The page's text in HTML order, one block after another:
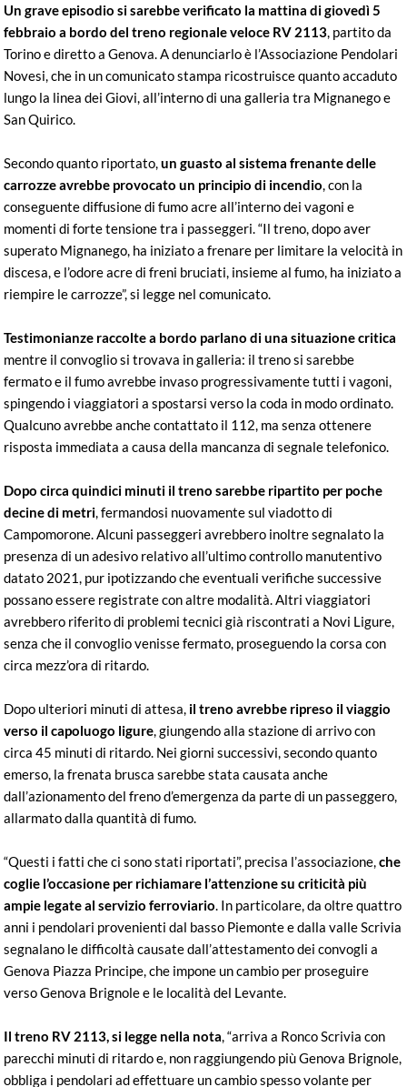
Un grave episodio si sarebbe verificato la mattina di giovedì 5
febbraio a bordo del treno regionale veloce RV 2113, partito da
Torino e diretto a Genova. A denunciarlo è l’Associazione Pendolari
Novesi, che in un comunicato stampa ricostruisce quanto accaduto
lungo la linea dei Giovi, all’interno di una galleria tra Mignanego e
San Quirico.
Secondo quanto riportato,un guasto al sistema frenante delle
carrozze avrebbe provocato un principio di incendio, con la
conseguente diffusione di fumo acre all’interno dei vagoni e
momenti di forte tensione tra i passeggeri. “Il treno, dopo aver
superato Mignanego, ha iniziato a frenare per limitare la velocità in
discesa, e l’odore acre di freni bruciati, insieme al fumo, ha iniziato a
riempire le carrozze”, si legge nel comunicato.
Testimonianze raccolte a bordo parlano di una situazione critica
mentre il convoglio si trovava in galleria: il treno si sarebbe
fermato e il fumo avrebbe invaso progressivamente tutti i vagoni,
spingendo i viaggiatori a spostarsi verso la coda in modo ordinato.
Qualcuno avrebbe anche contattato il 112, ma senza ottenere
risposta immediata a causa della mancanza di segnale telefonico.
Dopo circa quindici minuti il treno sarebbe ripartito per poche
decine di metri, fermandosi nuovamente sul viadotto di
Campomorone. Alcuni passeggeri avrebbero inoltre segnalato la
presenza di un adesivo relativo all’ultimo controllo manutentivo
datato 2021, pur ipotizzando che eventuali verifiche successive
possano essere registrate con altre modalità. Altri viaggiatori
avrebbero riferito di problemi tecnici già riscontrati a Novi Ligure,
senza che il convoglio venisse fermato, proseguendo la corsa con
circa mezz’ora di ritardo.
Dopo ulteriori minuti di attesa, il treno avrebbe ripreso il viaggio
verso il capoluogo ligure, giungendo alla stazione di arrivo con
circa 45 minuti di ritardo. Nei giorni successivi, secondo quanto
emerso, la frenata brusca sarebbe stata causata anche
dall’azionamento del freno d’emergenza da parte di un passeggero,
allarmato dalla quantità di fumo.
“Questi i fatti che ci sono stati riportati”, precisa l’associazione,che
coglie l’occasione per richiamare l’attenzione su criticità più
ampie legate al servizio ferroviario. In particolare, da oltre quattro
anni i pendolari provenienti dal basso Piemonte e dalla valle Scrivia
segnalano le difficoltà causate dall’attestamento dei convogli a
Genova Piazza Principe, che impone un cambio per proseguire
verso Genova Brignole e le località del Levante.
Il treno RV 2113, si legge nella nota, “arriva a Ronco Scrivia con
parecchi minuti di ritardo e, non raggiungendo più Genova Brignole,
obbliga i pendolari ad effettuare un cambio spesso volante per